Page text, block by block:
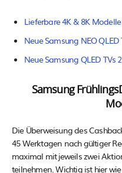
Lieferbare 4K & 8K
Neue Samsung NEO
Neue Samsung QLED
Samsung
Die Überweisung des
45 Werktagen nach gültiger
maximal mit jeweils zwei
teilnehmen. Wichtig ist hier